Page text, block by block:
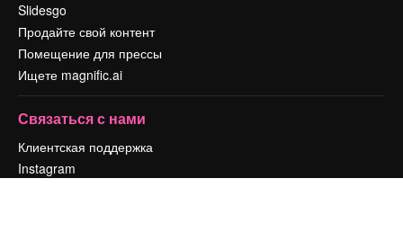
Slidesgo
Продайте свой контент
Помещение для прессы
Ищете magnific.ai
Связаться с нами
Клиентская поддержка
Instagram